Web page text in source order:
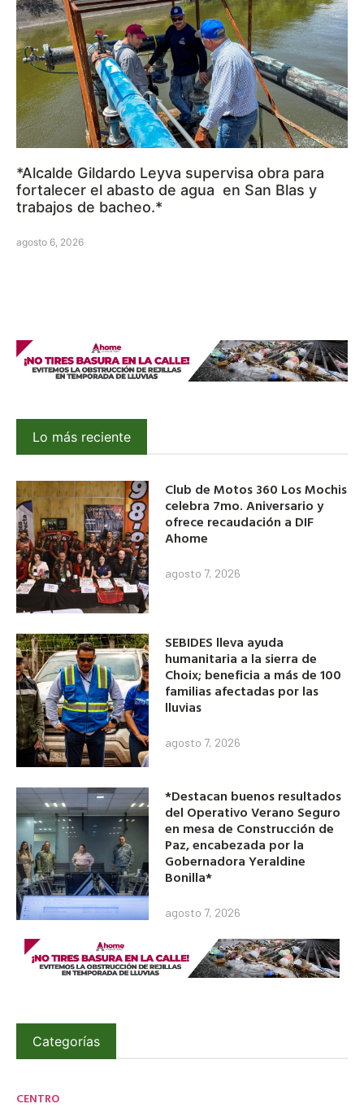
*Alcalde Gildardo Leyva supervisa obra para
fortalecer el abasto de agua en San Blas y
trabajos de bacheo.*
agosto 6, 2026
Lo más reciente
Club de Motos 360 Los Mochis
celebra 7mo. Aniversario y
ofrece recaudación a DIF
Ahome
agosto 7, 2026
SEBIDES lleva ayuda
humanitaria a la sierra de
Choix; beneficia a más de 100
familias afectadas por las
lluvias
agosto 7, 2026
*Destacan buenos resultados
del Operativo Verano Seguro
en mesa de Construcción de
Paz, encabezada por la
Gobernadora Yeraldine
Bonilla*
agosto 7, 2026
Categorías
CENTRO